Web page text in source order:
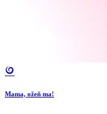
Mama, ožeň ma!